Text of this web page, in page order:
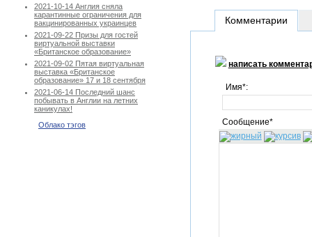
2021-10-14 Англия сняла
карантинные ограничения для
вакцинированных украинцев
2021-09-22 Призы для гостей
виртуальной выставки
«Британское образование»
2021-09-02 Пятая виртуальная
выставка «Британское
образование» 17 и 18 сентября
2021-06-14 Последний шанс
побывать в Англии на летних
каникулах!
Облако тэгов
Комментарии
написать
Имя*:
Сообщение*